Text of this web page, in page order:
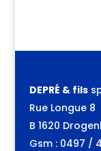
DEPRÉ & fils
Rue Longue 8
B 1620
Gsm : 0497 /